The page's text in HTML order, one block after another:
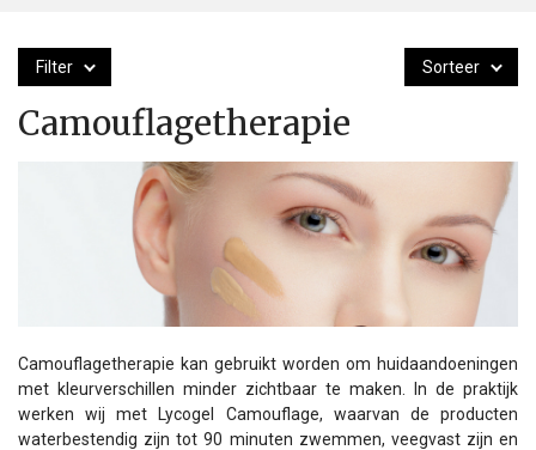
Filter Sorteer
Camouflagetherapie
Camouflagetherapie kan gebruikt worden om huidaandoeningen
met kleurverschillen minder zichtbaar te maken. In de praktijk
werken wij met Lycogel Camouflage, waarvan de producten
waterbestendig zijn tot 90 minuten zwemmen, veegvast zijn en